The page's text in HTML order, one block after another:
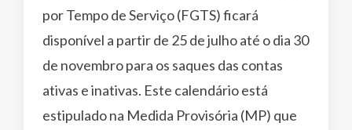
por Tempo de Serviço (FGTS) ficará
disponível a partir de 25 de julho até o dia 30
de novembro para os saques das contas
ativas e inativas. Este calendário está
estipulado na Medida Provisória (MP) que